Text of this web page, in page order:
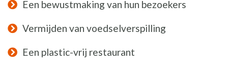
Een bewustmaking van hun bezoekers
Vermijden van voedselverspilling
Een plastic-vrij restaurant